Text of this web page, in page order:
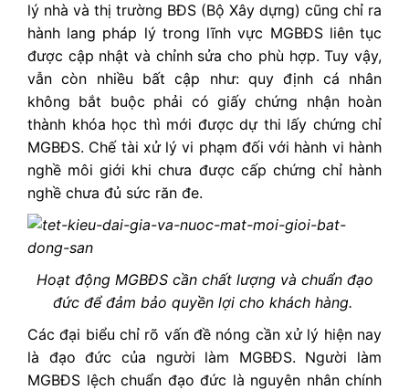
lý nhà và thị trường BĐS (Bộ Xây dựng) cũng chỉ ra
hành lang pháp lý trong lĩnh vực MGBĐS liên tục
được cập nhật và chỉnh sửa cho phù hợp.Tuy vậy,
vẫn còn nhiều bất cập như: quy định cá nhân
không bắt buộc phải có giấy chứng nhận hoàn
thành khóa học thì mới được dự thi lấy chứng chỉ
MGBĐS. Chế tài xử lý vi phạm đối với hành vi hành
nghề môi giới khi chưa được cấp chứng chỉ hành
nghề chưa đủ sức răn đe.
Hoạt động MGBĐS cần chất lượng và chuẩn đạo
đức để đảm bảo quyền lợi cho khách hàng.
Các đại biểu chỉ rõ vấn đề nóng cần xử lý hiện nay
là đạo đức của người làm MGBĐS. Người làm
MGBĐS lệch chuẩn đạo đức là nguyên nhân chính